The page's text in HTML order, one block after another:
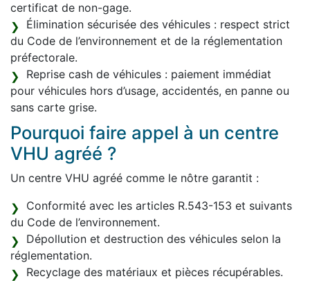
certificat de non-gage.
Élimination sécurisée des véhicules : respect strict
du Code de l’environnement et de la réglementation
préfectorale.
Reprise cash de véhicules : paiement immédiat
pour véhicules hors d’usage, accidentés, en panne ou
sans carte grise.
Pourquoi faire appel à un centre
VHU agréé ?
Un centre VHU agréé comme le nôtre garantit :
Conformité avec les articles R.543-153 et suivants
du Code de l’environnement.
Dépollution et destruction des véhicules selon la
réglementation.
Recyclage des matériaux et pièces récupérables.